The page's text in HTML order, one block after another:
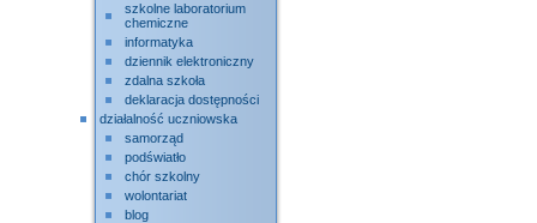
szkolne laboratorium
chemiczne
informatyka
dziennik elektroniczny
zdalna szkoła
deklaracja dostępności
działalność uczniowska
samorząd
podświatło
chór szkolny
wolontariat
blog